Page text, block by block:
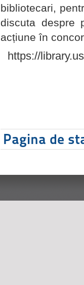
bibliotecari,
discuta despre
acțiune în
https://
Pagina de